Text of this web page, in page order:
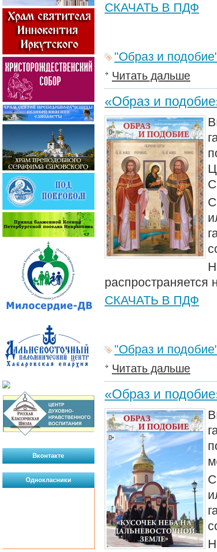
СКАЧАТЬ В ПДФ
"Образ и
Читать дальше
«Образ и
распространяется
СКАЧАТЬ В ПДФ
"Образ и
Читать дальше
«Образ и
Вконтакте
Однокласники